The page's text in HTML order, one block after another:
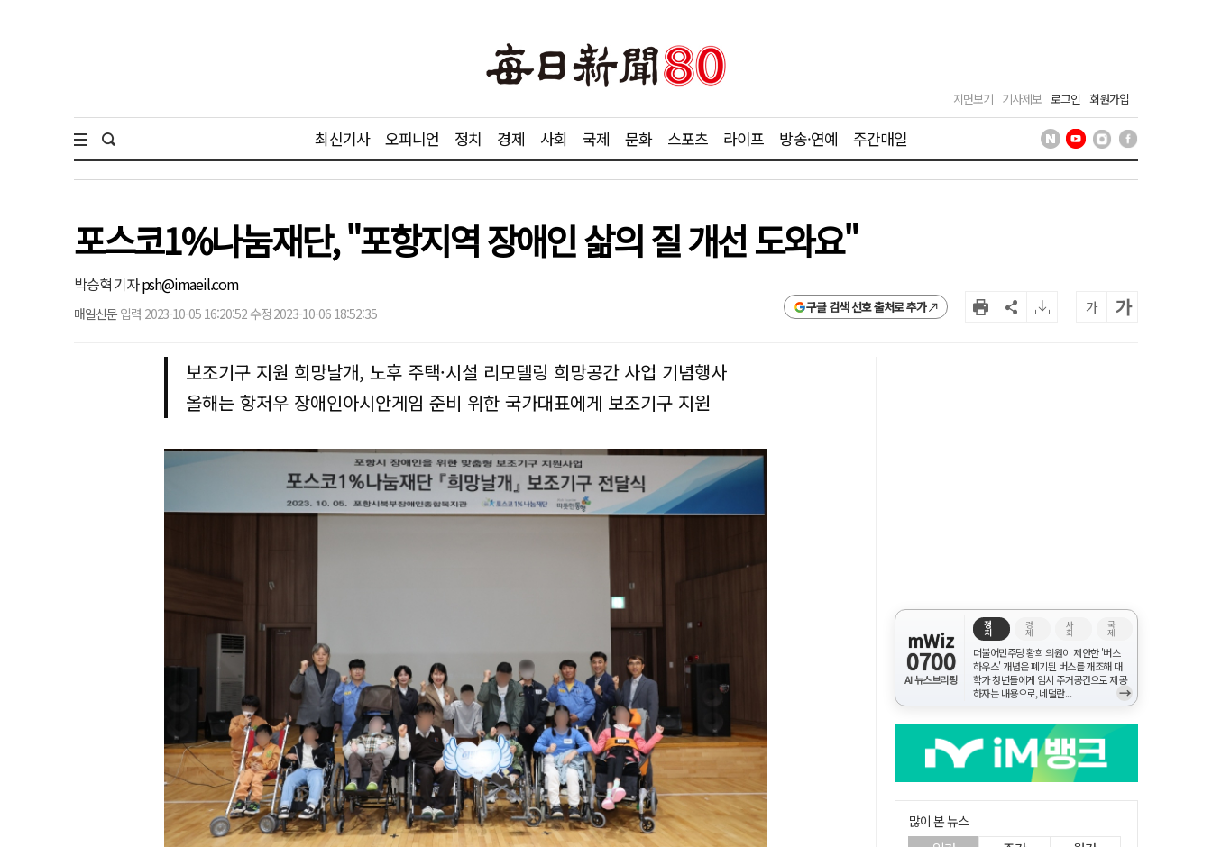
지면보기 기사제보 로그인 회원가입
최신기사 오피니언 정치 경제 사회 국제 문화 스포츠 라이프 방송·연예 주간매일
포스코1%나눔재단, "포항지역 장애인 삶의 질 개선 도와요"
박승혁 기자psh@imaeil.com
매일신문 입력 2023-10-05 16:20:52 수정 2023-10-06 18:52:35 구글 검색 선호 출처로 추가 가 가
보조기구 지원 희망날개, 노후 주택·시설 리모델링 희망공간 사업 기념행사
올해는 항저우 장애인아시안게임 준비 위한 국가대표에게 보조기구 지원
mWiz
0700
AI 뉴스브리핑
정
치
경
제
사
회
국
제
더불어민주당 황희 의원이 제안한 '버스
하우스' 개념은 폐기된 버스를 개조해 대
학가 청년들에게 임시 주거공간으로 제공
하자는 내용으로, 네덜란...
→
많이 본 뉴스